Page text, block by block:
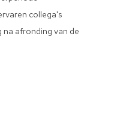
collega's
na afronding van de